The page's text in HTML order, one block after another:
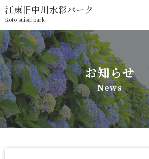
江東旧中川水彩パーク
Koto suisai park
お知らせ
News